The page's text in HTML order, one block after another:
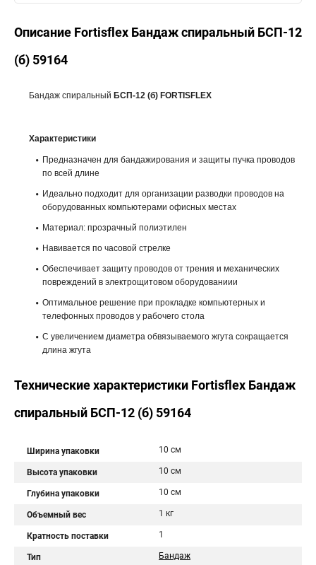
Описание Fortisflex Бандаж спиральный БСП-12
(б) 59164
Бандаж спиральный БСП-12 (б) FORTISFLEX
Характеристики
Предназначен для бандажирования и защиты пучка проводов
по всей длине
Идеально подходит для организации разводки проводов на
оборудованных компьютерами офисных местах
Материал: прозрачный полиэтилен
Навивается по часовой стрелке
Обеспечивает защиту проводов от трения и механических
повреждений в электрощитовом оборудованиии
Оптимальное решение при прокладке компьютерных и
телефонных проводов у рабочего стола
С увеличением диаметра обвязываемого жгута сокращается
длина жгута
Технические характеристики Fortisflex Бандаж
спиральный БСП-12 (б) 59164
Ширина упаковки 10 см
Высота упаковки 10 см
Глубина упаковки 10 см
Объемный вес 1 кг
Кратность поставки 1
Тип Бандаж